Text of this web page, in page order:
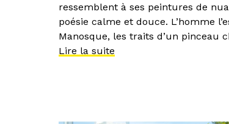
ressemblent à ses peintures de
poésie calme et douce. L’homme
Manosque, les traits d’un pinceau
Lire la suite